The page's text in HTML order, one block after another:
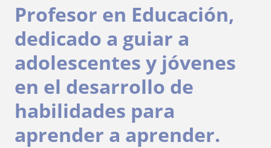
Profesor en Educación,
dedicado a guiar a
adolescentes y jóvenes
en el desarrollo de
habilidades para
aprender a aprender.